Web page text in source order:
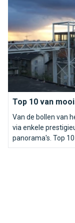
Top 10 van
Van de bollen van
via enkele
panorama's. Top